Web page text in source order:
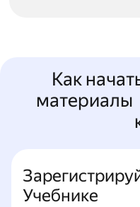
Как
материалы
Учебнике